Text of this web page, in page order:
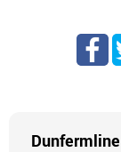
Dunfermline